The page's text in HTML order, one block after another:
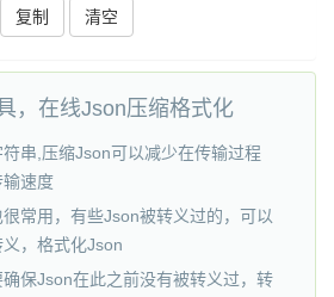
复制 清空
，在线Json压缩格式化
串,压缩Json可以减少在传输过程
速度
常用，有些Json被转义过的，可以
，格式化Json
保Json在此之前没有被转义过，转